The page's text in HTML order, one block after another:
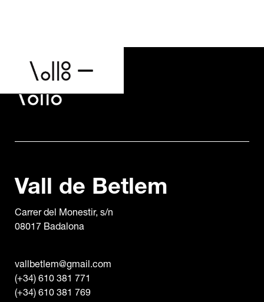
Vall de Betlem
Carrer del Monestir, s/n
08017 Badalona
vallbetlem@gmail.com
(+34) 610 381 771
(+34) 610 381 769